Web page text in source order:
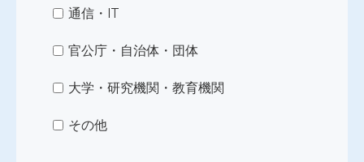
通信・IT
官公庁・自治体・団体
大学・研究機関・教育機関
その他